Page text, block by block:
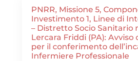
PNRR, Missione 5,
Investimento 1, Linee di
– Distretto Socio Sanitario
Lercara Friddi (PA): Avviso
per il conferimento
Infermiere Professionale